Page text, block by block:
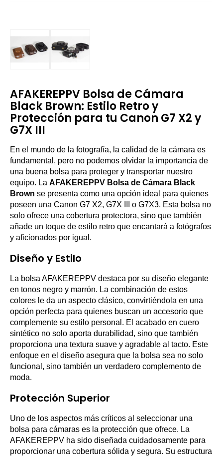
AFAKEREPPV Bolsa de Cámara
Black Brown: Estilo Retro y
Protección para tu Canon G7 X2 y
G7X III
En el mundo de la fotografía, la calidad de la cámara es
fundamental, pero no podemos olvidar la importancia de
una buena bolsa para proteger y transportar nuestro
equipo. La AFAKEREPPV Bolsa de Cámara Black
Brown se presenta como una opción ideal para quienes
poseen una Canon G7 X2, G7X III o G7X3. Esta bolsa no
solo ofrece una cobertura protectora, sino que también
añade un toque de estilo retro que encantará a fotógrafos
y aficionados por igual.
Diseño y Estilo
La bolsa AFAKEREPPV destaca por su diseño elegante
en tonos negro y marrón. La combinación de estos
colores le da un aspecto clásico, convirtiéndola en una
opción perfecta para quienes buscan un accesorio que
complemente su estilo personal. El acabado en cuero
sintético no solo aporta durabilidad, sino que también
proporciona una textura suave y agradable al tacto. Este
enfoque en el diseño asegura que la bolsa sea no solo
funcional, sino también un verdadero complemento de
moda.
Protección Superior
Uno de los aspectos más críticos al seleccionar una
bolsa para cámaras es la protección que ofrece. La
AFAKEREPPV ha sido diseñada cuidadosamente para
proporcionar una cobertura sólida y segura. Su estructura